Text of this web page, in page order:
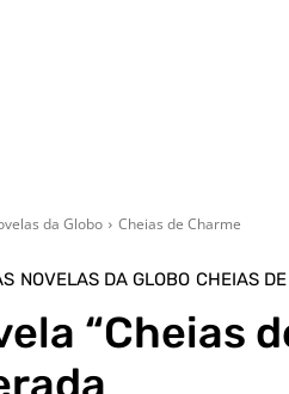
da Globo Cheias de Charme
NOVELAS DA GLOBO CHEIAS
“Cheias